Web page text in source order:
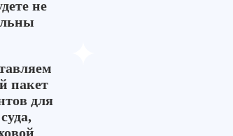
не
пакет
для